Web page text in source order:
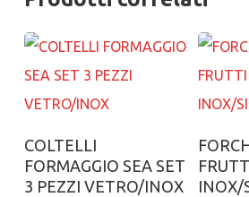
Aggiungi al carrello
COLTELLI
FORMAGGIO SEA SET
3 PEZZI VETRO/INOX
INOX/